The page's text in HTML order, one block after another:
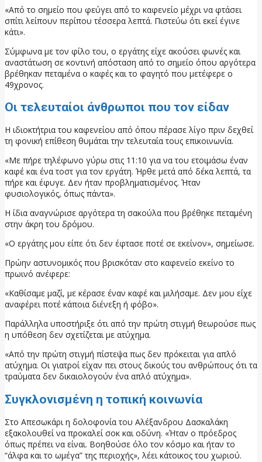
«Από το σημείο που φεύγει από το καφενείο μέχρι να φτάσει
σπίτι λείπουν περίπου τέσσερα λεπτά. Πιστεύω ότι εκεί έγινε
κάτι».
Σύμφωνα με τον φίλο του, ο εργάτης είχε ακούσει φωνές και
αναστάτωση σε κοντινή απόσταση από το σημείο όπου αργότερα
βρέθηκαν πεταμένα ο καφές και το φαγητό που μετέφερε ο
49χρονος.
Οι τελευταίοι άνθρωποι που τον είδαν
Η ιδιοκτήτρια του καφενείου από όπου πέρασε λίγο πριν δεχθεί
τη φονική επίθεση θυμάται την τελευταία τους επικοινωνία.
«Με πήρε τηλέφωνο γύρω στις 11:10 για να του ετοιμάσω έναν
καφέ και ένα τοστ για τον εργάτη. Ήρθε μετά από δέκα λεπτά, τα
πήρε και έφυγε. Δεν ήταν προβληματισμένος. Ήταν
φυσιολογικός, όπως πάντα».
Η ίδια αναγνώρισε αργότερα τη σακούλα που βρέθηκε πεταμένη
στην άκρη του δρόμου.
«Ο εργάτης μου είπε ότι δεν έφτασε ποτέ σε εκείνον», σημείωσε.
Πρώην αστυνομικός που βρισκόταν στο καφενείο εκείνο το
πρωινό ανέφερε:
«Καθίσαμε μαζί, με κέρασε έναν καφέ και μιλήσαμε. Δεν μου είχε
αναφέρει ποτέ κάποια διένεξη ή φόβο».
Παράλληλα υποστήριξε ότι από την πρώτη στιγμή θεωρούσε πως
η υπόθεση δεν σχετίζεται με ατύχημα.
«Από την πρώτη στιγμή πίστεψα πως δεν πρόκειται για απλό
ατύχημα. Οι γιατροί είχαν πει στους δικούς του ανθρώπους ότι τα
τραύματα δεν δικαιολογούν ένα απλό ατύχημα».
Συγκλονισμένη η τοπική κοινωνία
Στο Απεσωκάρι η δολοφονία του Αλέξανδρου Δασκαλάκη
εξακολουθεί να προκαλεί σοκ και οδύνη. «Ήταν ο πρόεδρος
όπως πρέπει να είναι. Βοηθούσε όλο τον κόσμο και ήταν το
“άλφα και το ωμέγα” της περιοχής», λέει κάτοικος του χωριού.